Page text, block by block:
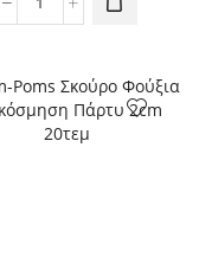
Fluffy
hot
pink
25εκ.